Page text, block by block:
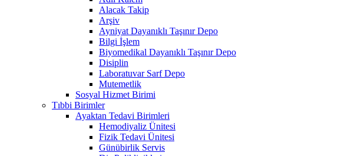
Alacak Takip
Arşiv
Ayniyat Dayanıklı Taşınır Depo
Bilgi İşlem
Biyomedikal Dayanıklı Taşınır Depo
Disiplin
Laboratuvar Sarf Depo
Mutemetlik
Sosyal Hizmet Birimi
Tıbbi Birimler
Ayaktan Tedavi Birimleri
Hemodiyaliz Ünitesi
Fizik Tedavi Ünitesi
Günübirlik Servis